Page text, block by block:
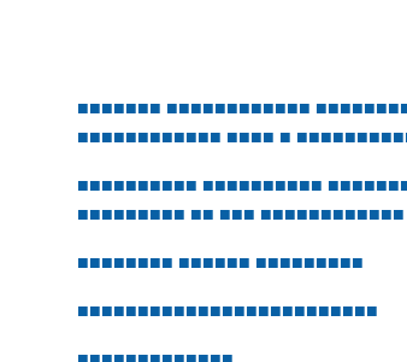
■■■■■■■ ■■■■■■■■■■■■ ■■■■■■■
■■■■■■■■■■■■ ■■■■ ■ ■■■■■■■■■
■■■■■■■■■■ ■■■■■■■■■■ ■■■■■■
■■■■■■■■■ ■■ ■■■ ■■■■■■■■■■■■
■■■■■■■■ ■■■■■■ ■■■■■■■■■
■■■■■■■■■■■■■■■■■■■■■■■■■